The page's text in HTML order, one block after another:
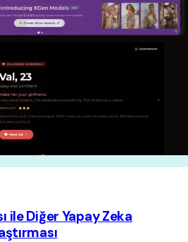
ile Diğer Yapay Zeka